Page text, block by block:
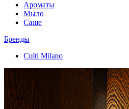
Ароматы
Мыло
Саше
Бренды
Culti Milano